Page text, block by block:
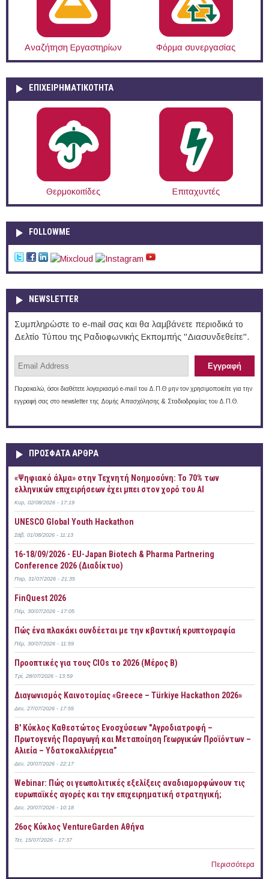
Αναζήτηση Εργαστηρίων Φόρμα συνεργασίας
ΕΠΙΧΕΙΡΗΜΑΤΙΚΟΤΗΤΑ
Θερμοκοιτίδες Επιταχυντές
FOLLOWME
NEWSLETTER
Συμπληρώστε το e-mail σας και θα λαμβάνετε περιοδικά το
Δελτίο Τύπου της Ραδιοφωνικής Εκπομπής "Διασυνδεθείτε".
Παρακαλώ, όσοι διαθέτετε λογαριασμό e-mail του Δ.Π.Θ μην τον χρησιμοποιείτε για την
εγγραφή σας στο newsletter της Δομής Απασχόλησης & Σταδιοδρομίας του Δ.Π.Θ.
ΠΡOΣΦΑΤΑ AΡΘΡΑ
«Ψηφιακό άλμα» στην Τεχνητή Νοημοσύνη: Το 70% των
ελληνικών επιχειρήσεων έχει μπει στον χορό του AI
Κυρ, 02/08/2026 - 17:19
UNESCO Global Youth Hackathon
Σάβ, 01/08/2026 - 11:13
16-18/09/2026 - EU-Japan Biotech & Pharma Partnering
Conference 2026 (Διαδίκτυο)
Παρ, 31/07/2026 - 21:35
FinQuest 2026
Πέμ, 30/07/2026 - 17:05
Πώς ένα πλακάκι συνδέεται με την κβαντική κρυπτογραφία
Πέμ, 30/07/2026 - 11:59
Προοπτικές για τους CIOs το 2026 (Μέρος Β)
Τρί, 28/07/2026 - 13:59
Διαγωνισμός Καινοτομίας «Greece – Türkiye Hackathon 2026»
Δευ, 27/07/2026 - 17:55
B' Κύκλος Καθεστώτος Ενοσχύσεων "Αγροδιατροφή –
Πρωτογενής Παραγωγή και Μεταποίηση Γεωργικών Προϊόντων –
Αλιεία – Υδατοκαλλιέργεια”
Δευ, 20/07/2026 - 22:17
Webinar: Πώς οι γεωπολιτικές εξελίξεις αναδιαμορφώνουν τις
ευρωπαϊκές αγορές και την επιχειρηματική στρατηγική;
Δευ, 20/07/2026 - 10:18
26ος Κύκλος VentureGarden Αθήνα
Τετ, 15/07/2026 - 17:37
Περισσότερα